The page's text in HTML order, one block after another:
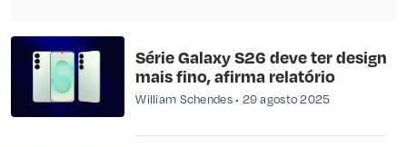
Série Galaxy S26 deve ter design
mais fino, afirma relatório
William Schendes 29 agosto 2025